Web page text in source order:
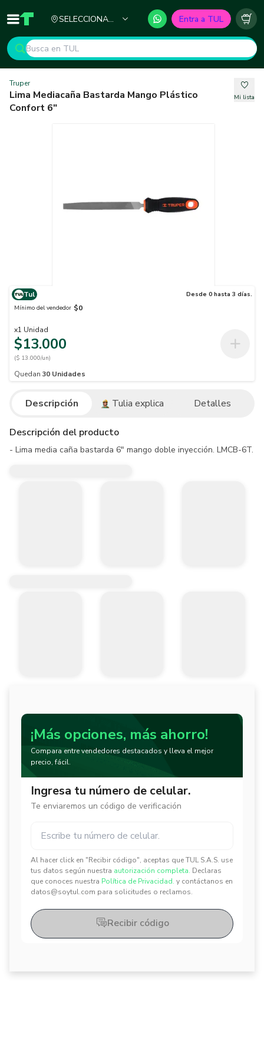
Inicio TUL - Tu Marketplace de Construcción
SELECCIONA
Entra a TUL
Truper
Lima Mediacaña Bastarda Mango Plástico
Confort 6"
Mi lista
Tul
Desde 0 hasta 3 días.
Mínimo del vendedor $0
x1 Unidad
$13.000
($ 13.000/un)
Quedan 30 Unidades
Descripción Tulia explica Detalles
Descripción del producto
- Lima media caña bastarda 6" mango doble inyección. LMCB-6T.
¡Más opciones, más ahorro!
Compara entre vendedores destacados y lleva el mejor
precio, fácil.
Ingresa tu número de celular.
Te enviaremos un código de verificación
Al hacer click en "Recibir código", aceptas que TUL S.A.S. use
tus datos según nuestra autorización completa. Declaras
que conoces nuestra Política de Privacidad. y contáctanos en
datos@soytul.com para solicitudes o reclamos.
✕
✕
Recibir código